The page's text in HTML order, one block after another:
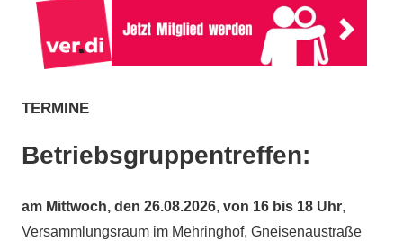
TERMINE
Betriebsgruppentreffen:
am Mittwoch, den 26.08.2026, von 16 bis 18 Uhr,
Versammlungsraum im Mehringhof, Gneisenaustraße